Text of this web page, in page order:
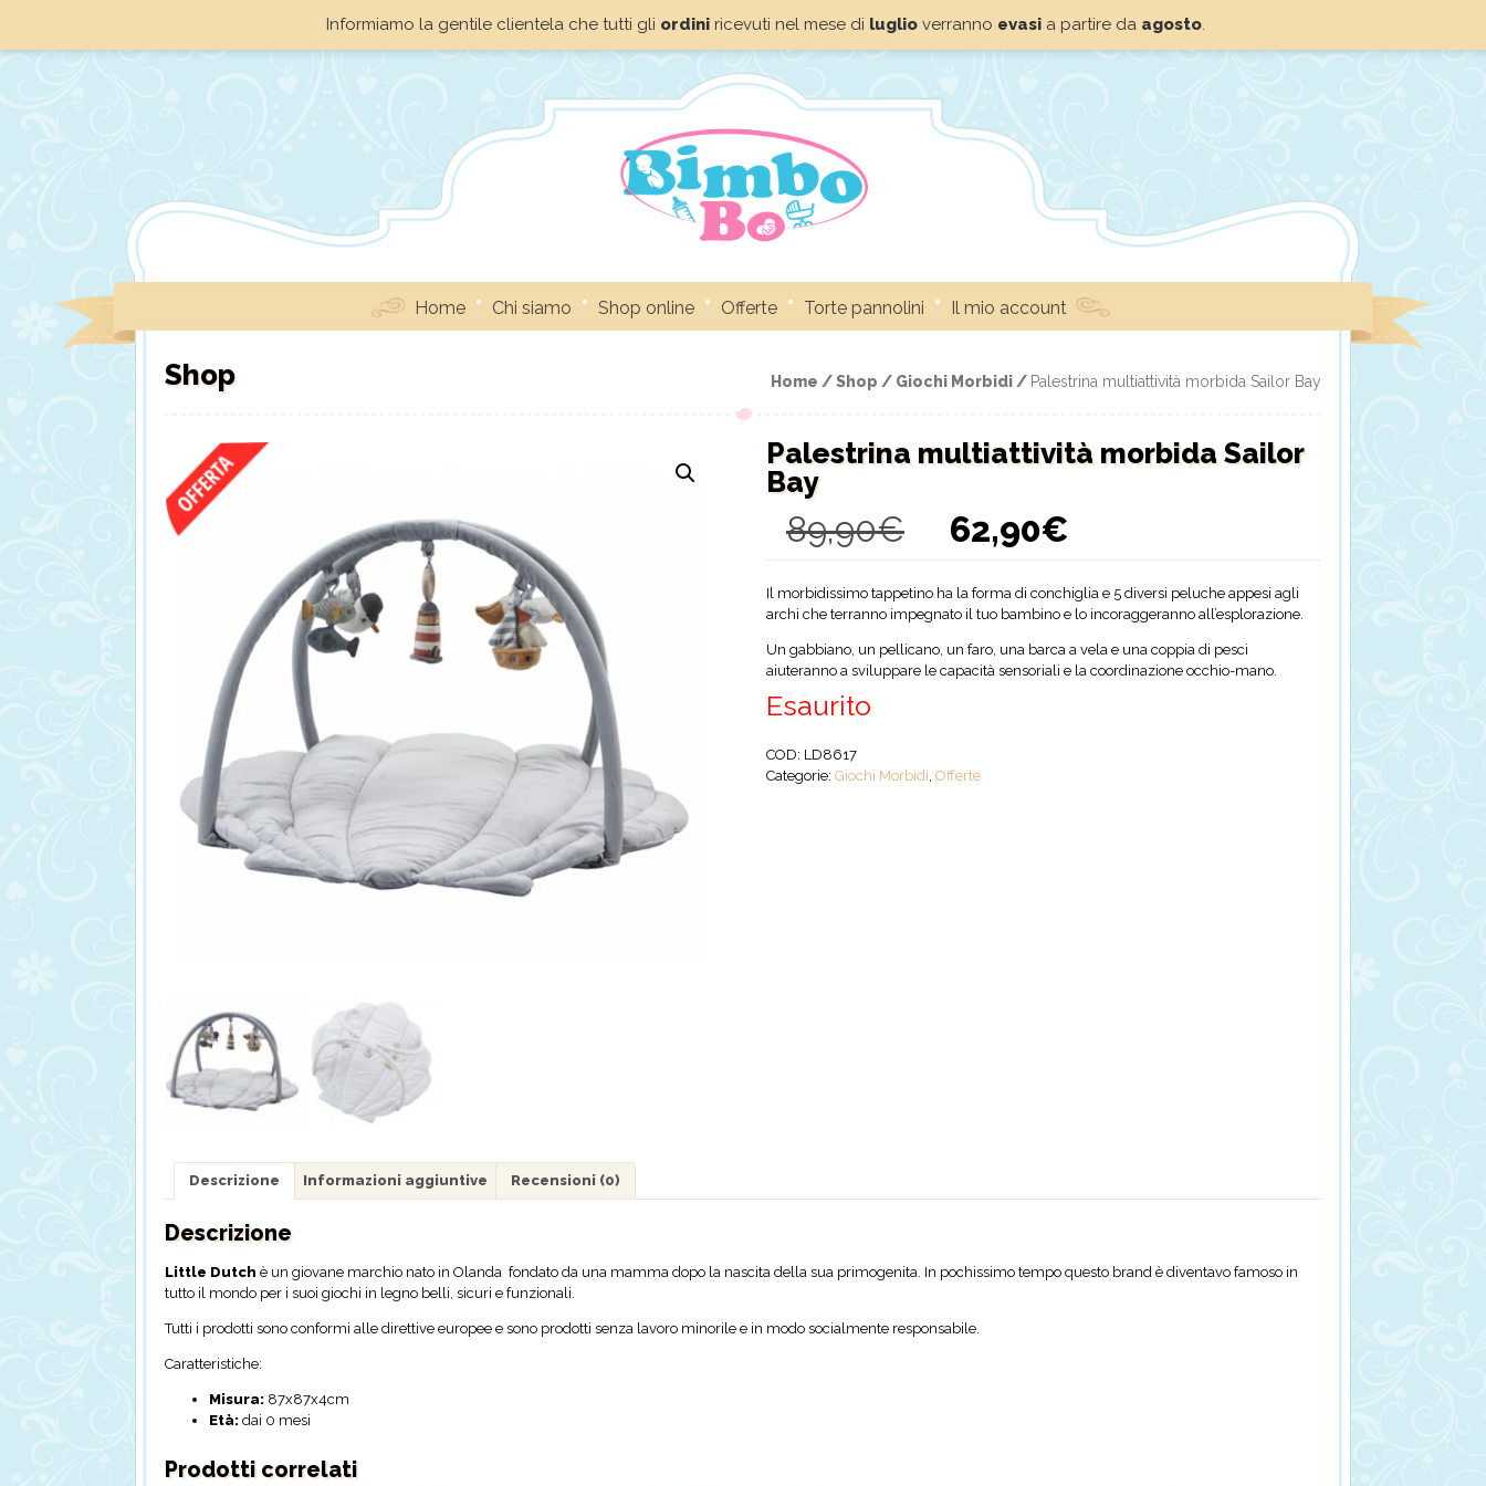
Informiamo la gentile clientela che tutti gli ordiniricevuti nel mese di luglioverranno evasia partire da agosto.
Home Chi siamo Shop online Offerte Torte pannolini Il mio account
Home /Shop / Giochi Morbidi / Palestrina multiattività morbida Sailor Bay
Shop
Palestrina multiattività morbida Sailor
Bay
89,90€ prezzo
era:
89,90€.
62,90€
è:
62,90€.
Il morbidissimo tappetino ha la forma di conchiglia e 5 diversi peluche appesi agli
archi che terranno impegnato il tuo bambino e lo incoraggeranno all’esplorazione.
Un gabbiano, un pellicano, un faro, una barca a vela e una coppia di pesci
aiuteranno a sviluppare le capacità sensoriali e la coordinazione occhio-mano.
Esaurito
COD: LD8617
Categorie: Giochi Morbidi Offerte
Descrizione Informazioni aggiuntive Recensioni (0)
Descrizione
Little Dutch è un giovane marchio nato in Olanda fondato da una mamma dopo la nascita della sua primogenita. In pochissimo tempo questo brand è diventavo famoso in
tutto il mondo per i suoi giochi in legno belli, sicuri e funzionali.
Tutti i prodotti sono conformi alle direttive europee e sono prodotti senza lavoro minorile e in modo socialmente responsabile.
Caratteristiche:
Misura: 87x87x4cm
Età: dai 0 mesi
Prodotti correlati